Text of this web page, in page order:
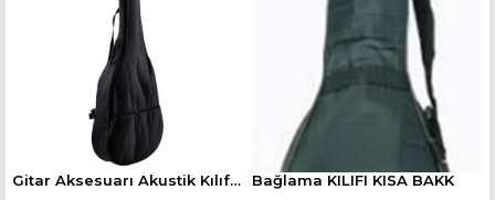
Gitar Aksesuarı Akustik Kılıf GAKA Bağlama KILIFI KISA BAKK